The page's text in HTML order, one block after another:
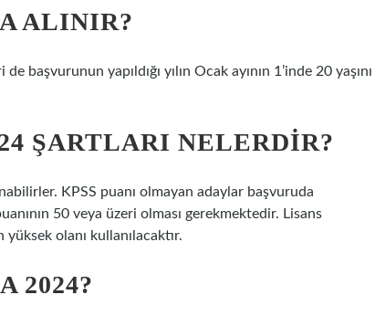
ALINIR?
yapıldığı yılın Ocak ayının 1’inde 20 yaşını
ŞARTLARI NELERDIR?
KPSS puanı olmayan adaylar başvuruda
50 veya üzeri olması gerekmektedir. Lisans
yüksek olanı kullanılacaktır.
2024?